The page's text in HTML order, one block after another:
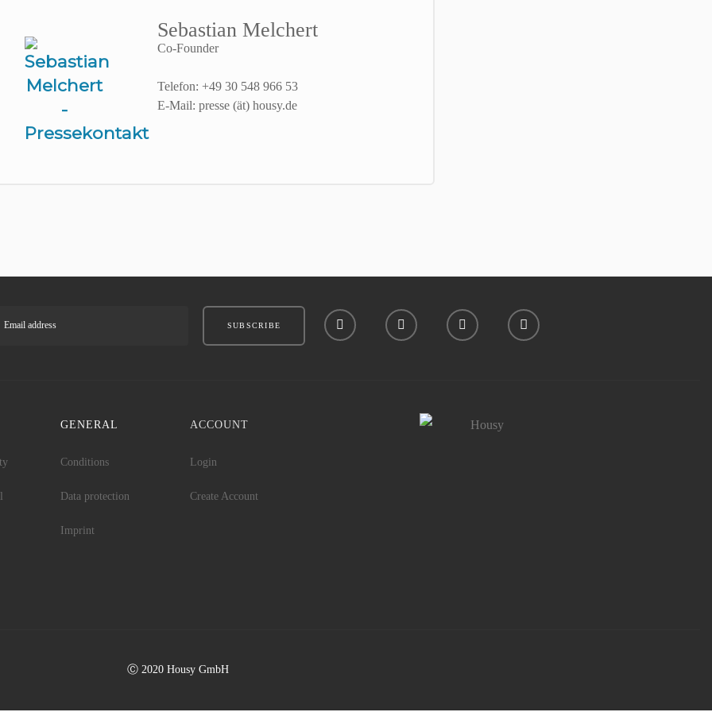
Sebastian Melchert
Co-Founder
Telefon: +49 30 548 966 53
E-Mail: presse (ät) housy.de
GENERAL
Conditions
Data protection
Imprint
ACCOUNT
Login
Create Account
Ⓒ 2020 Housy GmbH